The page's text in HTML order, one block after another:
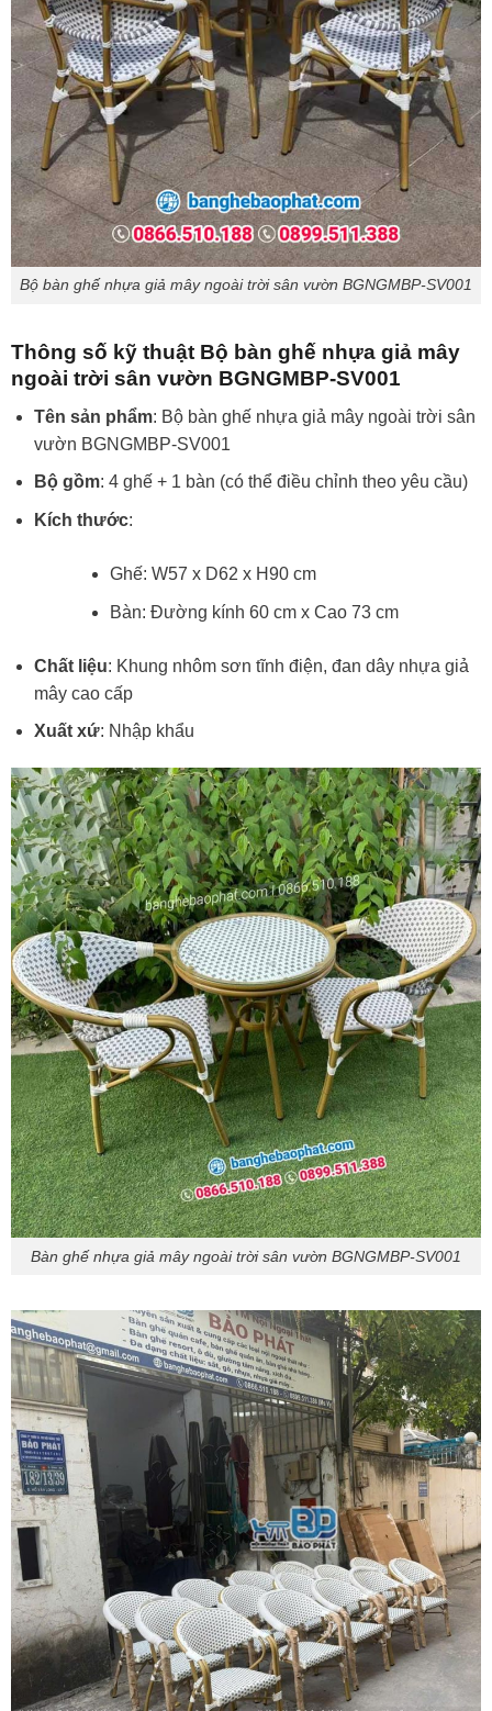
Bộ bàn ghế nhựa giả mây ngoài trời sân vườn BGNGMBP-SV001
Thông số kỹ thuật Bộ bàn ghế nhựa giả mây
ngoài trời sân vườn BGNGMBP-SV001
Tên sản phẩm: Bộ bàn ghế nhựa giả mây ngoài trời sân
vườn BGNGMBP-SV001
Bộ gồm: 4 ghế + 1 bàn (có thể điều chỉnh theo yêu cầu)
Kích thước:
Ghế: W57 x D62 x H90 cm
Bàn: Đường kính 60 cm x Cao 73 cm
Chất liệu: Khung nhôm sơn tĩnh điện, đan dây nhựa giả
mây cao cấp
Xuất xứ: Nhập khẩu
Bàn ghế nhựa giả mây ngoài trời sân vườn BGNGMBP-SV001